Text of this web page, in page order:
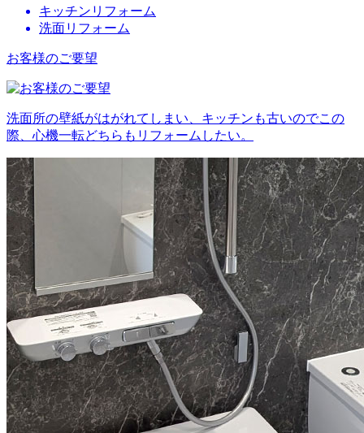
キッチンリフォーム
洗面リフォーム
お客様のご要望
洗面所の壁紙がはがれてしまい、キッチンも古いのでこの
際、心機一転どちらもリフォームしたい。